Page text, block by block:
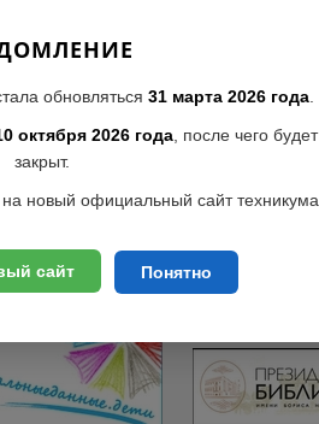
обновляться 31 марта 2026 года.
октября 2026 года, после чего будет
закрыт.
новый официальный сайт техникума.
сайт Понятно